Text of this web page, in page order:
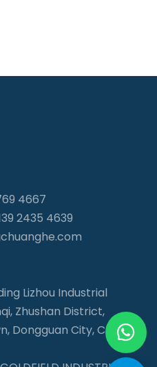
4667
2435 4639
Lizhou Industrial
Zhushan District,
Dongguan City, China